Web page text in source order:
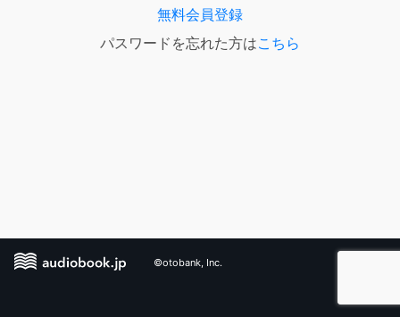
無料会員登録
パスワードを忘れた方はこちら
©otobank, Inc.